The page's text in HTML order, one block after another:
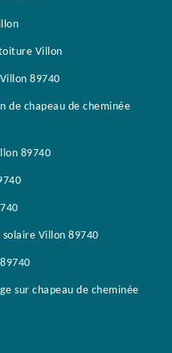
Villon
89740
de chapeau de cheminée
89740
Villon 89740
sur chapeau de cheminée